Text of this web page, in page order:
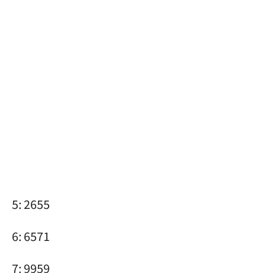
5: 2655
6: 6571
7: 9959